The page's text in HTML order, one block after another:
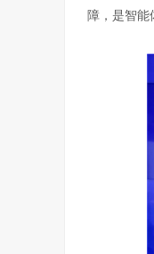
障，是智能